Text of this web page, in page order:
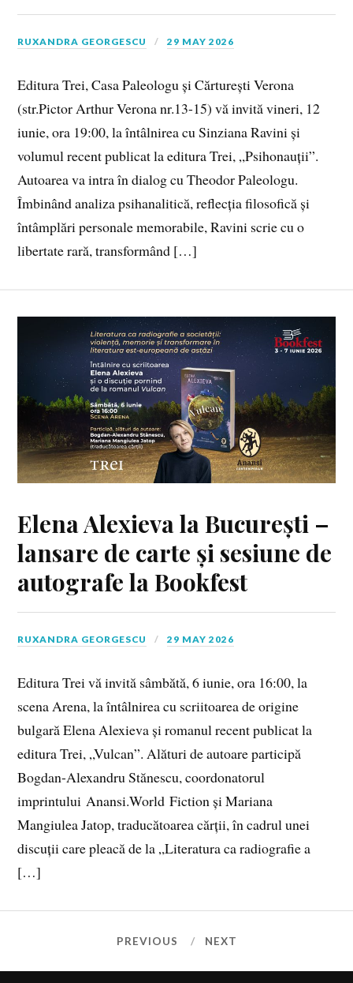
RUXANDRA GEORGESCU 29 MAY 2026
Editura Trei, Casa Paleologu și Cărturești Verona
(str.Pictor Arthur Verona nr.13-15) vă invită vineri, 12
iunie, ora 19:00, la întâlnirea cu Sinziana Ravini și
volumul recent publicat la editura Trei, „Psihonauții”.
Autoarea va intra în dialog cu Theodor Paleologu.
Îmbinând analiza psihanalitică, reflecția filosofică și
întâmplări personale memorabile, Ravini scrie cu o
libertate rară, transformând […]
Elena Alexieva la București –
lansare de carte și sesiune de
autografe la Bookfest
RUXANDRA GEORGESCU 29 MAY 2026
Editura Trei vă invită sâmbătă, 6 iunie, ora 16:00, la
scena Arena, la întâlnirea cu scriitoarea de origine
bulgară Elena Alexieva și romanul recent publicat la
editura Trei, „Vulcan”. Alături de autoare participă
Bogdan-Alexandru Stănescu, coordonatorul
imprintului Anansi.World Fiction și Mariana
Mangiulea Jatop, traducătoarea cărții, în cadrul unei
discuții care pleacă de la „Literatura ca radiografie a
[…]
PREVIOUS NEXT